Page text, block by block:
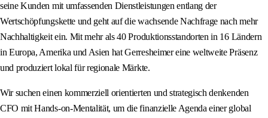
seine Kunden mit umfassenden Dienstleistungen entlang der
Wertschöpfungskette und geht auf die wachsende Nachfrage nach mehr
Nachhaltigkeit ein. Mit mehr als 40 Produktionsstandorten in 16 Ländern
in Europa, Amerika und Asien hat Gerresheimer eine weltweite Präsenz
und produziert lokal für regionale Märkte.
Wir suchen einen kommerziell orientierten und strategisch denkenden
CFO mit Hands-on-Mentalität, um die finanzielle Agenda einer global